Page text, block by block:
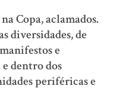
Copa, aclamados.
diversidades, de
e
dentro dos
periféricas e